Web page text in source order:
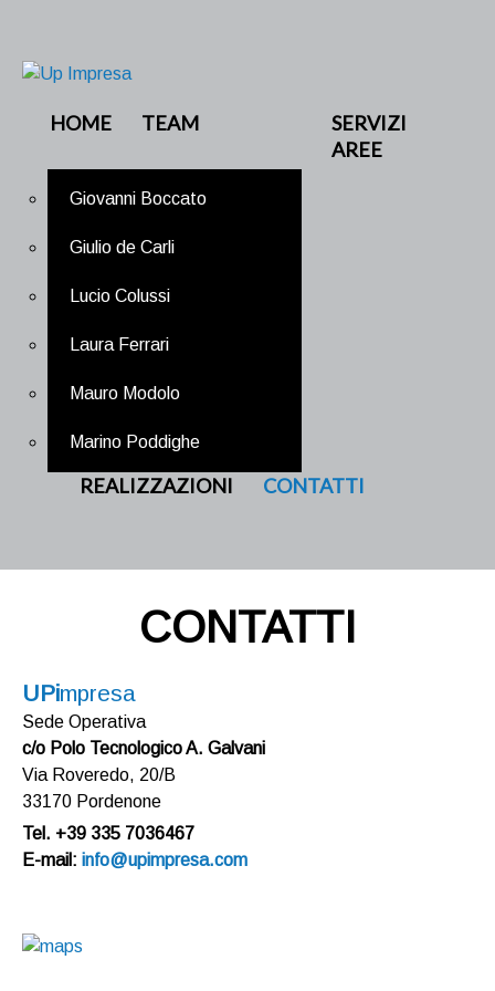
HOME TEAM
Giovanni Boccato
Giulio de Carli
Lucio Colussi
Laura Ferrari
Mauro Modolo
Marino Poddighe
SERVIZI
AREE
REALIZZAZIONI CONTATTI
CONTATTI
UPimpresa
Sede Operativa
c/o Polo Tecnologico A. Galvani
Via Roveredo, 20/B
33170 Pordenone
Tel. +39 335 7036467
E-mail: info@upimpresa.com